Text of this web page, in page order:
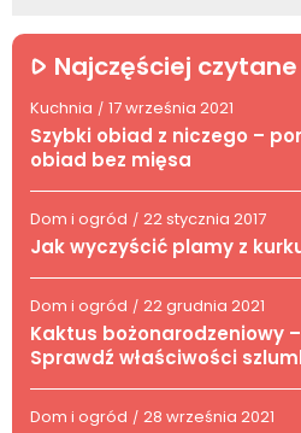
Najczęściej czytane
Kuchnia / 17 września 2021
Szybki obiad z niczego –
obiad bez mięsa
Dom i ogród / 22 stycznia 2017
Jak wyczyścić plamy z
Dom i ogród / 22 grudnia 2021
Kaktus bożonarodzeniowy
Sprawdź właściwości
Dom i ogród / 28 września 2021